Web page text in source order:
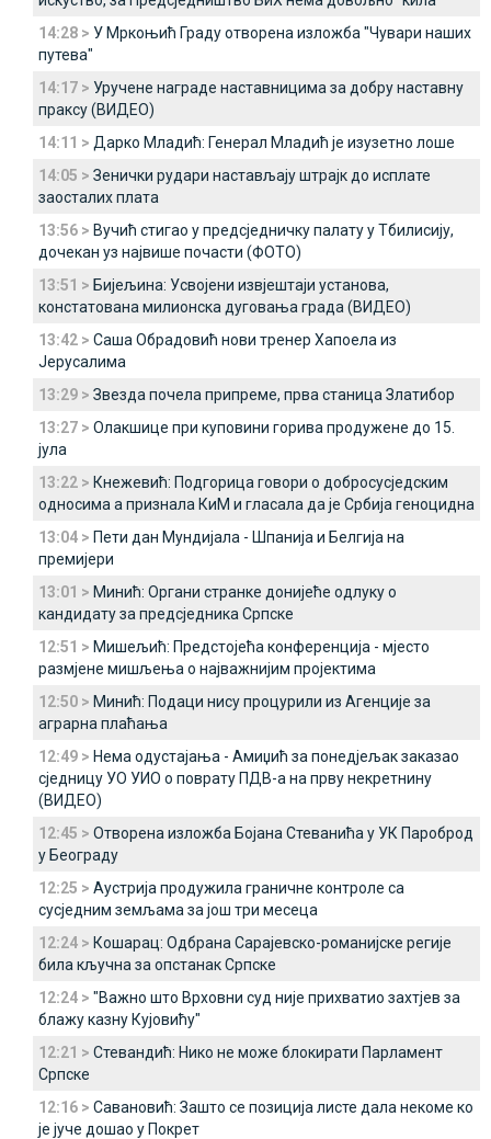
14:28 > У Мркоњић Граду отворена изложба "Чувари наших
путева"
14:17 > Уручене награде наставницима за добру наставну
праксу (ВИДЕО)
14:11 > Дарко Младић: Генерал Младић је изузетно лоше
14:05 > Зенички рудари настављају штрајк до исплате
заосталих плата
13:56 > Вучић стигао у предсједничку палату у Тбилисију,
дочекан уз највише почасти (ФОТО)
13:51 > Бијељина: Усвојени извјештаји установа,
констатована милионска дуговања града (ВИДЕО)
13:42 > Саша Обрадовић нови тренер Хапоела из
Јерусалима
13:29 > Звезда почела припреме, прва станица Златибор
13:27 > Олакшице при куповини горива продужене до 15.
јула
13:22 > Кнежевић: Подгорица говори о добросусједским
односима а признала КиМ и гласала да је Србија геноцидна
13:04 > Пети дан Мундијала - Шпанија и Белгија на
премијери
13:01 > Минић: Органи странке донијеће одлуку о
кандидату за предсједника Српске
12:51 > Мишељић: Предстојећа конференција - мјесто
размјене мишљења о најважнијим пројектима
12:50 > Минић: Подаци нису процурили из Агенције за
аграрна плаћања
12:49 > Нема одустајања - Амиџић за понедјељак заказао
сједницу УО УИО о поврату ПДВ-а на прву некретнину
(ВИДЕО)
12:45 > Отворена изложба Бојана Стеванића у УК Пароброд
у Београду
12:25 > Аустрија продужила граничне контроле са
сусједним земљама за још три месеца
12:24 > Кошарац: Одбрана Сарајевско-романијске регије
била кључна за опстанак Српске
12:24 > "Важно што Врховни суд није прихватио захтјев за
блажу казну Кујовићу"
12:21 > Стевандић: Нико не може блокирати Парламент
Српске
12:16 > Савановић: Зашто се позиција листе дала некоме ко
је јуче дошао у Покрет